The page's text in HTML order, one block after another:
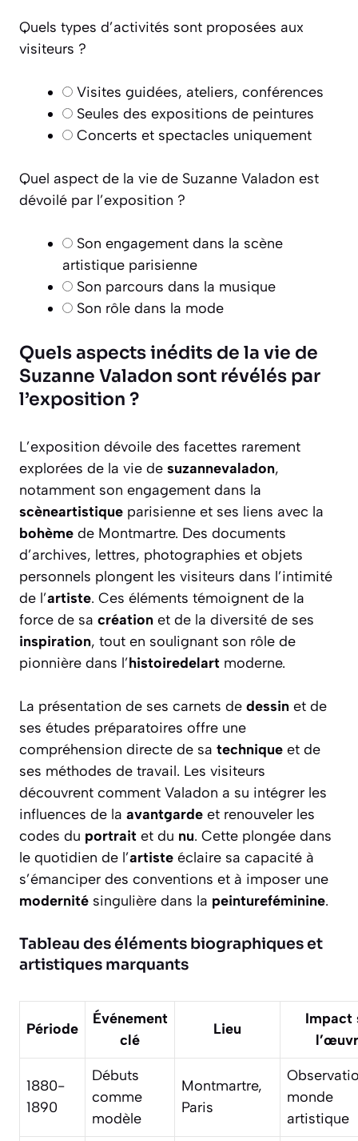
Quels types d’activités sont proposées aux
visiteurs ?
Visites guidées, ateliers, conférences
Seules des expositions de peintures
Concerts et spectacles uniquement
Quel aspect de la vie de Suzanne Valadon est
dévoilé par l’exposition ?
Son engagement dans la scène
artistique parisienne
Son parcours dans la musique
Son rôle dans la mode
Quels aspects inédits de la vie de
Suzanne Valadon sont révélés par
l’exposition ?
L’exposition dévoile des facettes rarement
explorées de la vie de suzannevaladon,
notamment son engagement dans la
scèneartistique parisienne et ses liens avec la
bohème de Montmartre. Des documents
d’archives, lettres, photographies et objets
personnels plongent les visiteurs dans l’intimité
de l’artiste. Ces éléments témoignent de la
force de sa création et de la diversité de ses
inspiration, tout en soulignant son rôle de
pionnière dans l’histoiredelart moderne.
La présentation de ses carnets de dessin et de
ses études préparatoires offre une
compréhension directe de sa technique et de
ses méthodes de travail. Les visiteurs
découvrent comment Valadon a su intégrer les
influences de la avantgarde et renouveler les
codes du portrait et du nu. Cette plongée dans
le quotidien de l’artiste éclaire sa capacité à
s’émanciper des conventions et à imposer une
modernité singulière dans la peintureféminine.
Tableau des éléments biographiques et
artistiques marquants
Période
Événement
clé
Lieu
Impact
1880-
1890
Débuts
comme
modèle
Montmartre,
Paris
monde
artistique